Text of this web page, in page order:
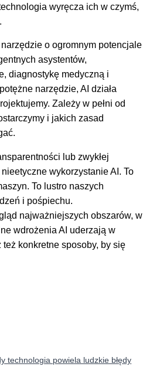
wyręcza ich w czymś,
o ogromnym potencjale
asystentów,
diagnostykę medyczną i
narzędzie, AI działa
Zależy w pełni od
i jakich zasad
lub zwykłej
wykorzystanie AI. To
To lustro naszych
i pośpiechu.
najważniejszych obszarów, w
wdrożenia AI uderzają w
też konkretne sposoby, by się
technologia powiela ludzkie błędy